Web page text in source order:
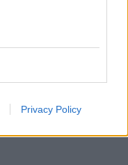
Privacy Policy